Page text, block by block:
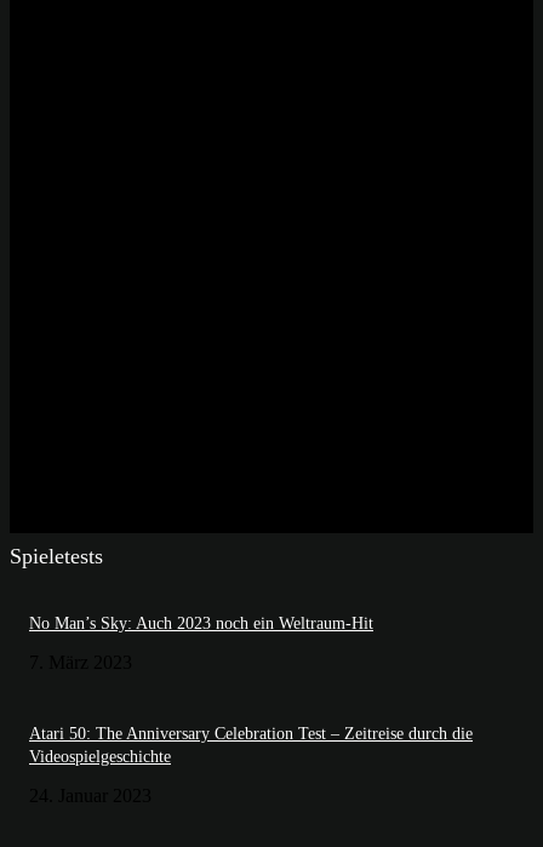
Spieletests
No Man’s Sky: Auch 2023 noch ein Weltraum-Hit
Atari 50: The Anniversary Celebration Test – Zeitreise durch die
Videospielgeschichte